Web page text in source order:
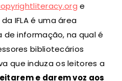
e
IFLA é uma área
informação, na qual é
bibliotecários
que induza os leitores a
e darem voz aos